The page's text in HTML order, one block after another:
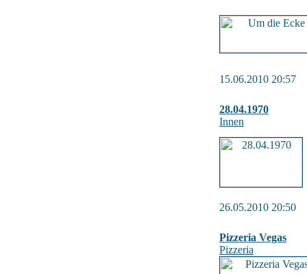
15.06.2010 20:57
28.04.1970
Innen
26.05.2010 20:50
Pizzeria Vegas
Pizzeria